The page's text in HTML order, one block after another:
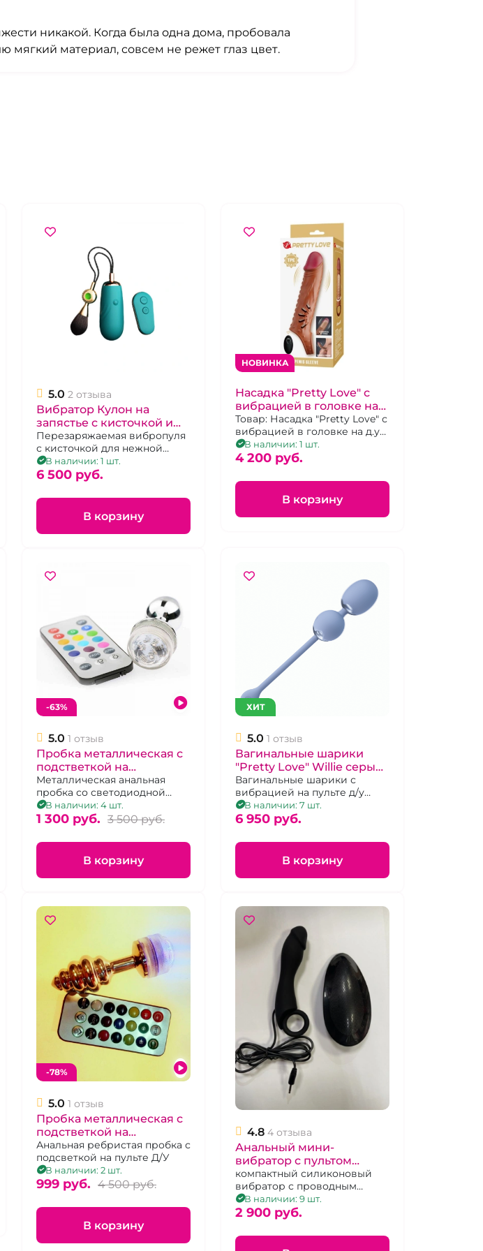
никакой. Когда была одна дома, пробовала
материал, совсем не режет глаз цвет.
5.0 2 отзыва
Вибратор Кулон на
запястье с кисточкой и
подогревом на
дистанционном
управлении "We Love"
Перезаряжаемая вибропуля
с кисточкой для нежной
стимуляции и функцией
подогрева. Дистанционное
управление.
В наличии: 1 шт.
6 500 pуб.
В корзину
НОВИНКА
Насадка "Pretty Love" с
вибрацией в головке на
д.у пульте
Товар: Насадка "Pretty Love" с
вибрацией в головке на д.у
пульте
В наличии: 1 шт.
4 200 pуб.
В корзину
-63%
5.0 1 отзыв
Пробка металлическая с
подстветкой на
дистанционном
управлении
Металлическая анальная
пробка со светодиодной
подсветкой на
беспроводном пульте
В наличии: 4 шт.
1 300 pуб. 3 500 pуб.
В корзину
ХИТ
5.0 1 отзыв
Вагинальные шарики
"Pretty Love" Willie серые
двойные на пульте
Вагинальные шарики с
вибрацией на пульте д/у
перезаряжаемые.
В наличии: 7 шт.
6 950 pуб.
В корзину
-78%
5.0 1 отзыв
Пробка металлическая с
подстветкой на
дистанционном пульте
Анальная ребристая пробка с
подсветкой на пульте Д/У
В наличии: 2 шт.
999 pуб. 4 500 pуб.
В корзину
4.8 4 отзыва
Анальный мини-
вибратор с пультом
управления
компактный силиконовый
вибратор с проводным
пультом, черный, на
батарейках
В наличии: 9 шт.
2 900 pуб.